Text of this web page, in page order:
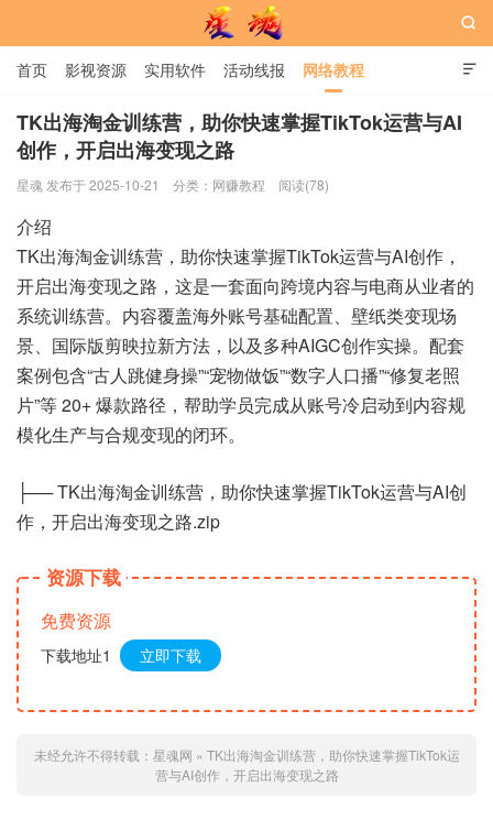
星魂网

首页 影视资源 实用软件 活动线报 网络教程
用户中心 书籍 娱乐

TK出海淘金训练营，助你快速掌握TikTok运营与AI
创作，开启出海变现之路
星魂 发布于 2025-10-21 分类： 网赚教程 阅读(78)
介绍
TK出海淘金训练营，助你快速掌握TikTok运营与AI创作，
开启出海变现之路，这是一套面向跨境内容与电商从业者的
系统训练营。内容覆盖海外账号基础配置、壁纸类变现场
景、国际版剪映拉新方法，以及多种AIGC创作实操。配套
案例包含“古人跳健身操”“宠物做饭”“数字人口播”“修复老照
片”等 20+ 爆款路径，帮助学员完成从账号冷启动到内容规
模化生产与合规变现的闭环。
├── TK出海淘金训练营，助你快速掌握TikTok运营与AI创
作，开启出海变现之路.zip
资源下载
免费资源
下载地址1 立即下载
未经允许不得转载： 星魂网 » TK出海淘金训练营，助你快速掌握TikTok运
营与AI创作，开启出海变现之路